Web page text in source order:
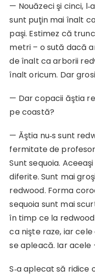
— Nouăzeci şi cinci,
sunt puţin mai înalt
paşi. Estimez că
metri – o sută dacă
de înalt ca arborii
înalt oricum. Dar
— Dar copacii ăştia
pe coastă?
— Ăştia nu‑s sunt
fermitate de
Sunt sequoia.
diferite. Sunt mai
redwood. Forma
sequoia sunt mai
în timp ce la
ca nişte raze, iar
se apleacă. Iar acele
S‑a aplecat să ridice